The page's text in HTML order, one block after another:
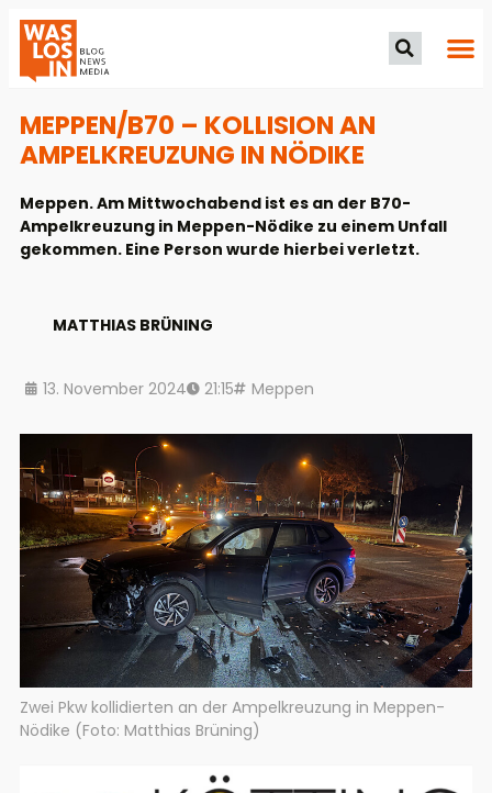
MEPPEN/B70 – KOLLISION AN
AMPELKREUZUNG IN NÖDIKE
Meppen. Am Mittwochabend ist es an der B70-
Ampelkreuzung in Meppen-Nödike zu einem Unfall
gekommen. Eine Person wurde hierbei verletzt.
MATTHIAS BRÜNING
13. November 2024 21:15 Meppen
Zwei Pkw kollidierten an der Ampelkreuzung in Meppen-
Nödike (Foto: Matthias Brüning)